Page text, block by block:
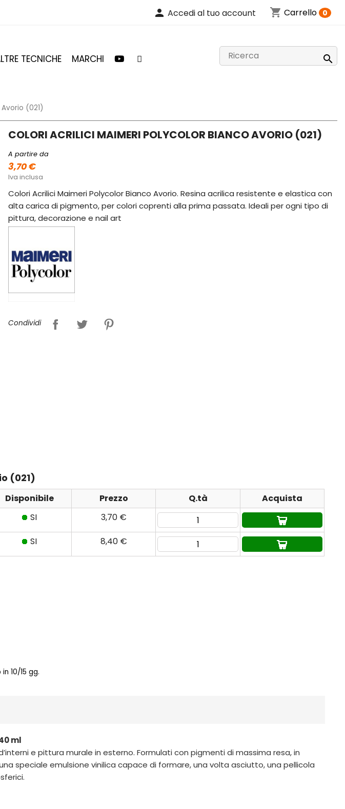
person Accedi al tuo account shopping_cart Carrello 0
TECNICHE MARCHI 
(021)
COLORI ACRILICI MAIMERI POLYCOLOR BIANCO AVORIO (021)
A partire da
3,70 €
Iva inclusa
Colori Acrilici Maimeri Polycolor Bianco Avorio. Resina acrilica resistente e elastica con
alta carica di pigmento, per colori coprenti alla prima passata. Ideali per ogni tipo di
pittura, decorazione e nail art
Condividi
(021)
Disponibile Prezzo Q.tà
Acquista
SI 3,70 €
SI 8,40 €
10/15 gg.
ml
e pittura murale in esterno. Formulati con pigmenti di massima resa, in
speciale emulsione vinilica capace di formare, una volta asciutto, una pellicola